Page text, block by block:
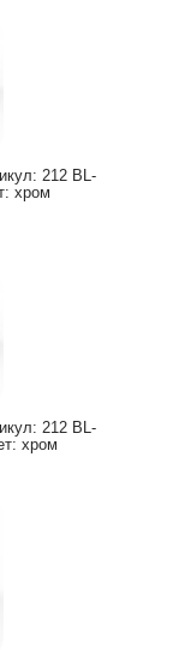
212 BL-
хром
212 BL-
хром